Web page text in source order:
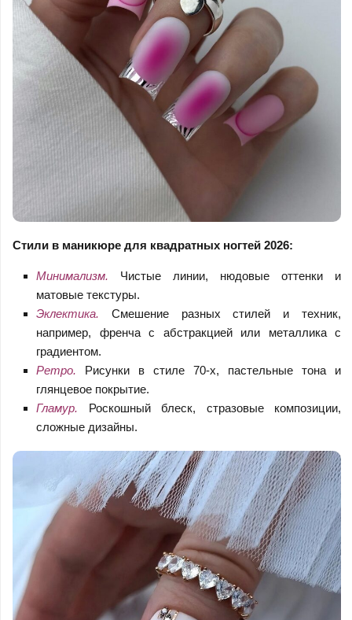
Стили в маникюре для квадратных ногтей 2026:
Минимализм. Чистые линии, нюдовые оттенки и
матовые текстуры.
Эклектика. Смешение разных стилей и техник,
например, френча с абстракцией или металлика с
градиентом.
Ретро. Рисунки в стиле 70-х, пастельные тона и
глянцевое покрытие.
Гламур. Роскошный блеск, стразовые композиции,
сложные дизайны.